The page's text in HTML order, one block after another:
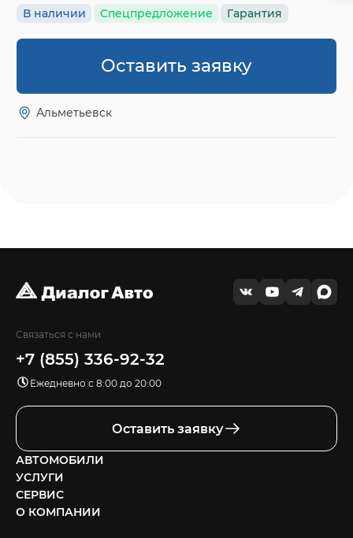
В наличии Спецпредложение Гарантия
Оставить заявку
Альметьевск
Связаться с нами
+7 (855) 336-92-32
Ежедневно с 8:00 до 20:00
Оставить заявку
АВТОМОБИЛИ
УСЛУГИ
СЕРВИС
О КОМПАНИИ